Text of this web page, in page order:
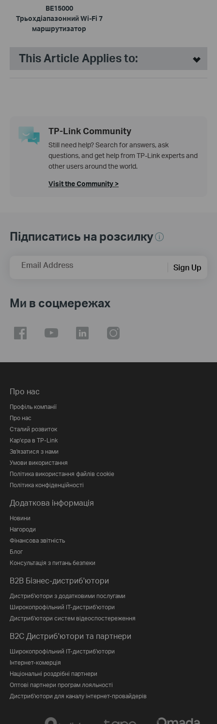
BE15000
Трьохдіапазонний Wi-Fi 7
маршрутизатор
This Article Applies to:
TP-Link Community
Still need help? Search for answers, ask
questions, and get help from TP-Link experts and
other users around the world.
Visit the Community >
Підписатись на розсилку
Email Address Sign Up
Ми в соцмережах
Про нас
Профіль компанії
Про нас
Сталий розвиток
Кар'єра в TP-Link
Зв'язатися з нами
Умови використання
Політика використання файлів cookie
Політика конфіденційності
Додаткова інформація
Новини
Нагороди
Фінансова звітність
Блог
Консультація з питань безпеки
B2B Бізнес-дистриб'ютори
Дистриб'ютори з додатковими послугами
Широкопрофільний IT-дистриб'ютори
Дистриб'ютори систем відеоспостереження
B2C Дистриб'ютори та партнери
Широкопрофільний IT-дистриб'ютори
Інтернет-комерція
Національні роздрібні партнери
Оптові партнери програм лояльності
Дистриб'ютори для каналу інтернет-провайдерів